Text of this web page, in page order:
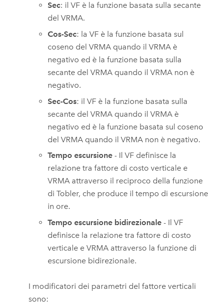
Sec: il VF è la funzione basata sulla secante
del VRMA.
Cos-Sec: la VF è la funzione basata sul
coseno del VRMA quando il VRMA è
negativo ed è la funzione basata sulla
secante del VRMA quando il VRMA non è
negativo.
Sec-Cos: il VF è la funzione basata sulla
secante del VRMA quando il VRMA è
negativo ed è la funzione basata sul coseno
del VRMA quando il VRMA non è negativo.
Tempo escursione - Il VF definisce la
relazione tra fattore di costo verticale e
VRMA attraverso il reciproco della funzione
di Tobler, che produce il tempo di escursione
in ore.
Tempo escursione bidirezionale - Il VF
definisce la relazione tra fattore di costo
verticale e VRMA attraverso la funzione di
escursione bidirezionale.
I modificatori dei parametri del fattore verticali
sono: